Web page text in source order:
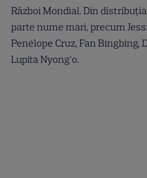
Război Mondial. Din
parte nume mari, precum
Penélope Cruz, Fan Bingbing,
Lupita Nyong’o.